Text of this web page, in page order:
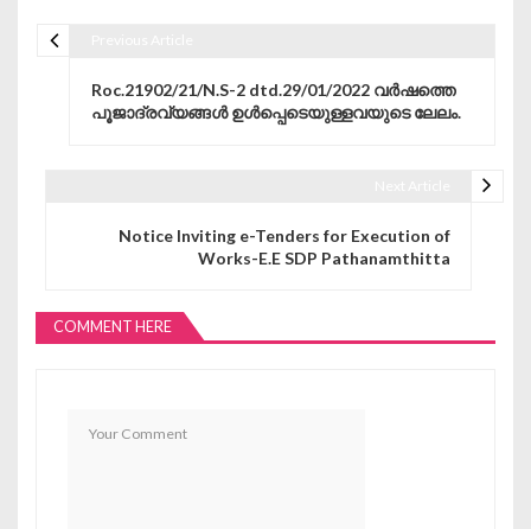
Roc.21902/21/N.S-2 dtd.29/01/2022 വർഷത്തെ
പൂജാദ്രവ്യങ്ങൾ ഉൾപ്പെടെയുള്ളവയുടെ ലേലം.
Notice Inviting e-Tenders for Execution of
Works-E.E SDP Pathanamthitta
COMMENT HERE